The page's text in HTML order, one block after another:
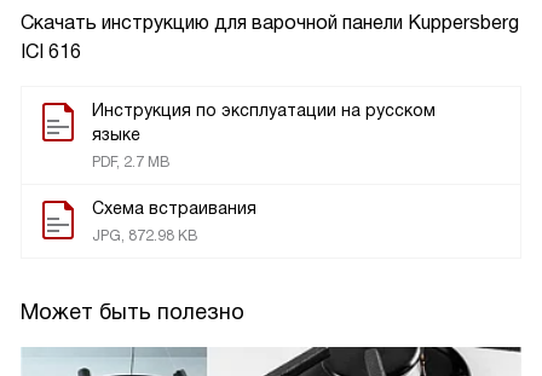
Скачать инструкцию для варочной панели Kuppersberg
ICI 616
Инструкция по эксплуатации на русском
языке
PDF, 2.7 MB
Схема встраивания
JPG, 872.98 KB
Может быть полезно